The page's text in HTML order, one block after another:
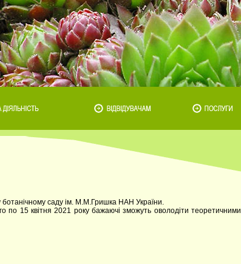
саду ім. М.М.Гришка НАН України.
по 15 квітня 2021 року бажаючі зможуть оволодіти теоретичними